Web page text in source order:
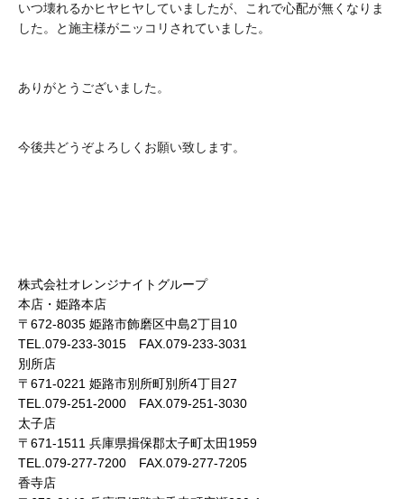
いつ壊れるかヒヤヒヤしていましたが、これで心配が無くなりま
した。と施主様がニッコリされていました。
ありがとうございました。
今後共どうぞよろしくお願い致します。
株式会社オレンジナイトグループ
本店・姫路本店
〒672-8035 姫路市飾磨区中島2丁目10
TEL.079-233-3015 FAX.079-233-3031
別所店
〒671-0221 姫路市別所町別所4丁目27
TEL.079-251-2000 FAX.079-251-3030
太子店
〒671-1511 兵庫県揖保郡太子町太田1959
TEL.079-277-7200 FAX.079-277-7205
香寺店